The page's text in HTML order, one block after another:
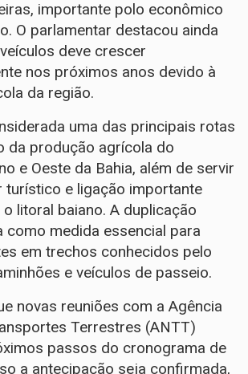
importante polo econômico
O parlamentar destacou ainda
deve crescer
nos próximos anos devido à
da região.
uma das principais rotas
da produção agrícola do
e Oeste da Bahia, além de servir
e ligação importante
litoral baiano. A duplicação
como medida essencial para
em trechos conhecidos pelo
e veículos de passeio.
novas reuniões com a Agência
Terrestres (ANTT)
passos do cronograma de
a antecipação seja confirmada,